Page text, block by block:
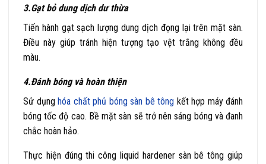
3.Gạt bỏ dung dịch dư thừa
Tiến hành gạt sạch lượng dung dịch đọng lại trên mặt sàn.
Điều này giúp tránh hiện tượng tạo vệt trắng không đều
màu.
4.Đánh bóng và hoàn thiện
Sử dụng hóa chất phủ bóng sàn bê tông kết hợp máy đánh
bóng tốc độ cao. Bề mặt sàn sẽ trở nên sáng bóng và đanh
chắc hoàn hảo.
Thực hiện đúng thi công liquid hardener sàn bê tông giúp